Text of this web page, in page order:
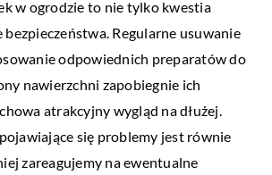
w ogrodzie to nie tylko kwestia
bezpieczeństwa. Regularne usuwanie
odpowiednich preparatów do
nawierzchni zapobiegnie ich
atrakcyjny wygląd na dłużej.
się problemy jest równie
zareagujemy na ewentualne